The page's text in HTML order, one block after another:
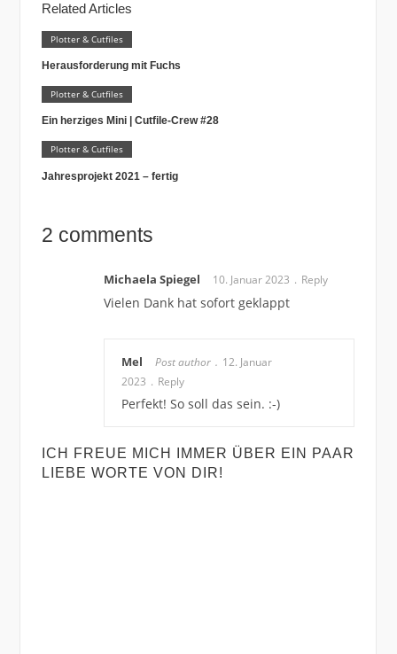
Related Articles
Plotter & Cutfiles
Herausforderung mit Fuchs
Plotter & Cutfiles
Ein herziges Mini | Cutfile-Crew #28
Plotter & Cutfiles
Jahresprojekt 2021 – fertig
2 comments
Michaela Spiegel 10. Januar 2023 Reply
Vielen Dank hat sofort geklappt
Mel Post author
12. Januar
2023
Reply
Perfekt! So soll das sein. :-)
ICH FREUE MICH IMMER ÜBER EIN PAAR
LIEBE WORTE VON DIR!